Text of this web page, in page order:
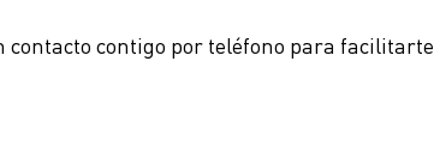
contigo por teléfono para